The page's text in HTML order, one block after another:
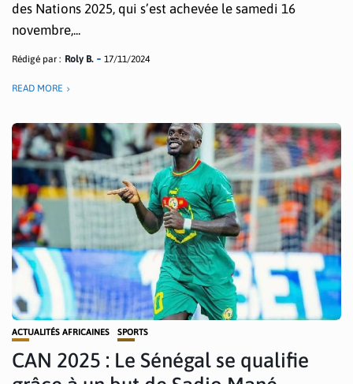
des Nations 2025, qui s’est achevée le samedi 16
novembre,...
Rédigé par : Roly B. 17/11/2024
READ MORE
ACTUALITÉS AFRICAINES SPORTS
CAN 2025 : Le Sénégal se qualifie